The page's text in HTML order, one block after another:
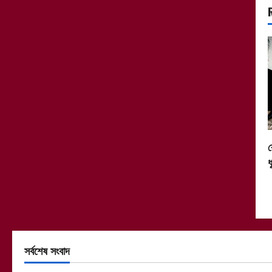
i
i
সর্বশেষ সংবাদ